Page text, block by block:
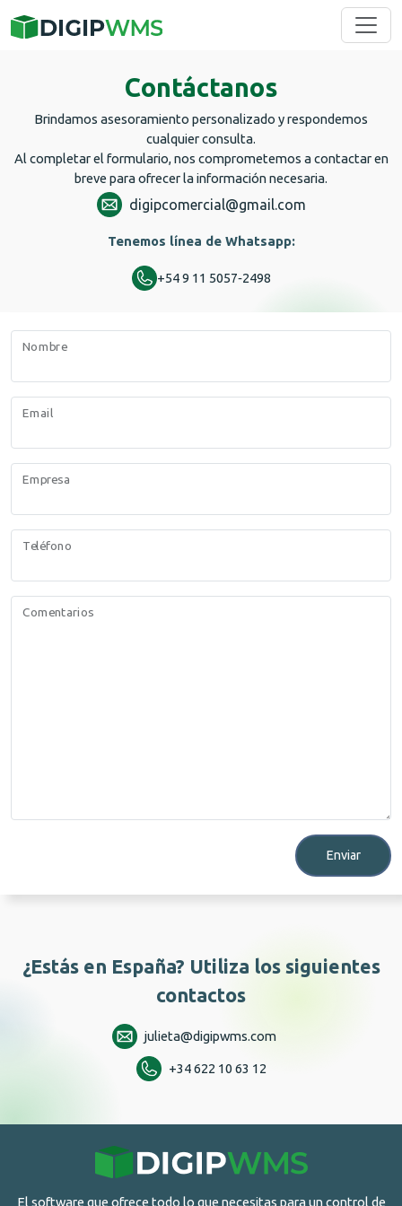
Contáctanos
Brindamos asesoramiento personalizado y respondemos
cualquier consulta.
Al completar el formulario, nos comprometemos a contactar en
breve para ofrecer la información necesaria.
digipcomercial@gmail.com
Tenemos línea de Whatsapp:
+54 9 11 5057‑2498
Nombre
Email
Empresa
Teléfono
Comentarios
Enviar
¿Estás en España? Utiliza los siguientes
contactos
julieta@digipwms.com
+34 622 10 63 12
El software que ofrece todo lo que necesitas para un control de